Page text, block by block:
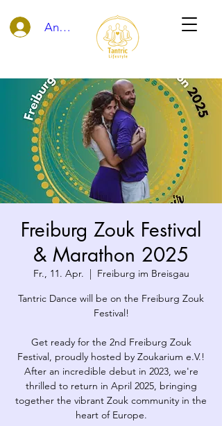
Anmelden
Freiburg Zouk Festival
& Marathon 2025
Fr., 11. Apr.
  |
Freiburg im Breisgau
Tantric Dance will be on the Freiburg Zouk
Festival!
Get ready for the 2nd Freiburg Zouk
Festival, proudly hosted by Zoukarium e.V.!
After an incredible debut in 2023, we're
thrilled to return in April 2025, bringing
together the vibrant Zouk community in the
heart of Europe.